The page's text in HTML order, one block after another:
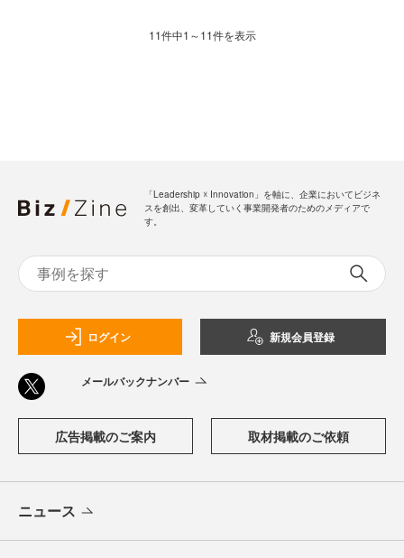
11件中1～11件を表示
「Leadership ☓ Innovation」を軸に、企業においてビジネ
スを創出、変革していく事業開発者のためのメディアで
す。
ログイン 新規会員登録
メールバックナンバー
広告掲載のご案内 取材掲載のご依頼
ニュース